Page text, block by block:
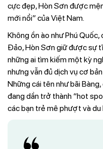
cực đẹp, Hòn Sơn được
mới nổi” của Việt Nam.
Không ồn ào như Phú
Đảo, Hòn Sơn giữ được sự
những ai tìm kiếm một kỳ
nhưng vẫn đủ dịch vụ cơ
Những cái tên như bãi
đang dần trở thành “hot
các bạn trẻ mê phượt và du